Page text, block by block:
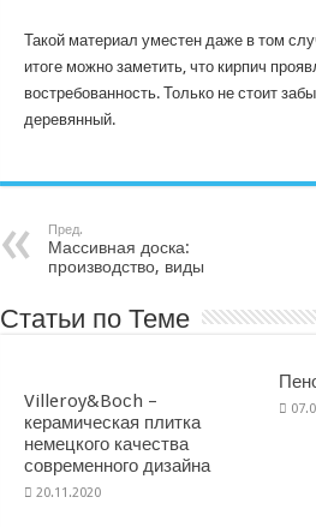
Такой материал уместен даже в том
итоге можно заметить, что кирпич
востребованность. Только не стоит
деревянный.
Пред.
Массивная доска:
производство, виды
Статьи по Теме
Villeroy&Boсh –
керамическая плитка
немецкого качества
современного дизайна
20.11.2020